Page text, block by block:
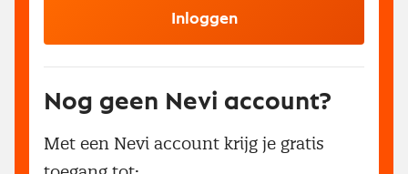
Inloggen
Nog geen Nevi account?
Met een Nevi account krijg je gratis